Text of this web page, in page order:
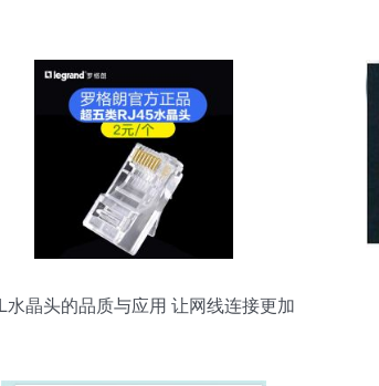
水晶头的品质与应用 让网线连接更加